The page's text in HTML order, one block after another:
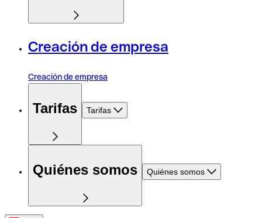
Creación de empresa
Creación de empresa
Tarifas Tarifas
Quiénes somos Quiénes somos